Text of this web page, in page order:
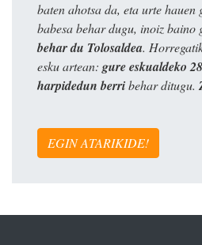
baten ahotsa da, eta urte hauen
babesa behar dugu, inoiz baino
behar du Tolosaldea.
esku artean: gure eskualdeko
harpidedun berribehar ditugu.
EGIN ATARIKIDE!